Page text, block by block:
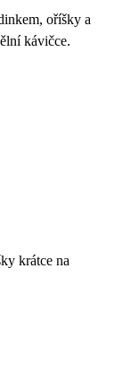
oříšky a
kávičce.
krátce na